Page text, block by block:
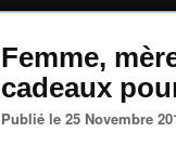
Femme, mère... Prendre soin de soi : 10 idées de
cadeaux
Publié le 25 Novembre